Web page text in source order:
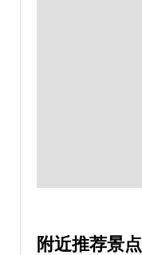
附近推荐景点